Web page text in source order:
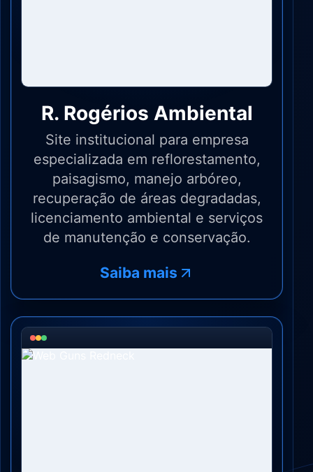
R. Rogérios Ambiental
Site institucional para empresa
especializada em reflorestamento,
paisagismo, manejo arbóreo,
recuperação de áreas degradadas,
licenciamento ambiental e serviços
de manutenção e conservação.
Saiba mais